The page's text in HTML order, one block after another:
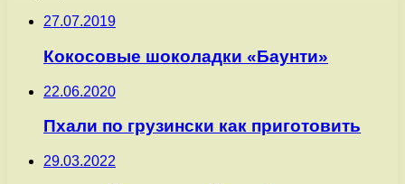
27.07.2019
Кокосовые шоколадки «Баунти»
22.06.2020
Пхали по грузински как приготовить
29.03.2022